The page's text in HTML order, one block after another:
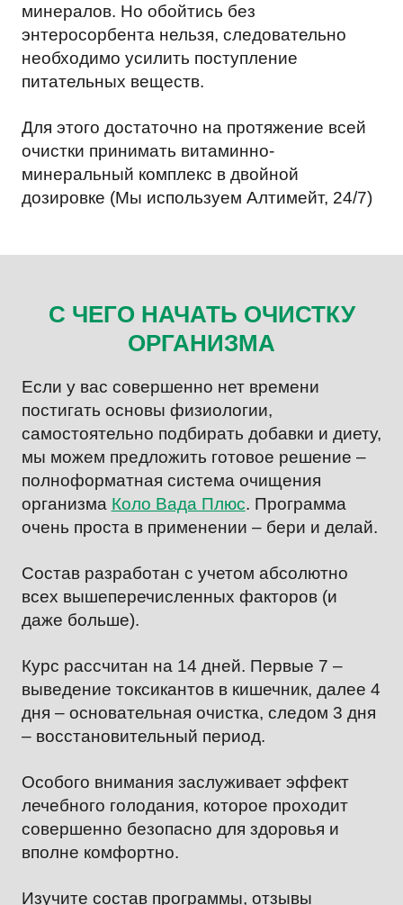
минералов. Но обойтись без
энтеросорбента нельзя, следовательно
необходимо усилить поступление
питательных веществ.
Для этого достаточно на протяжение всей
очистки принимать витаминно-
минеральный комплекс в двойной
дозировке (Мы используем Алтимейт, 24/7)
С ЧЕГО НАЧАТЬ ОЧИСТКУ
ОРГАНИЗМА
Если у вас совершенно нет времени
постигать основы физиологии,
самостоятельно подбирать добавки и диету,
мы можем предложить готовое решение –
полноформатная система очищения
организма Коло Вада Плюс. Программа
очень проста в применении – бери и делай.
Состав разработан с учетом абсолютно
всех вышеперечисленных факторов (и
даже больше).
Курс рассчитан на 14 дней. Первые 7 –
выведение токсикантов в кишечник, далее 4
дня – основательная очистка, следом 3 дня
– восстановительный период.
Особого внимания заслуживает эффект
лечебного голодания, которое проходит
совершенно безопасно для здоровья и
вполне комфортно.
Изучите состав программы, отзывы